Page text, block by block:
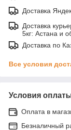
Доставка
Доставка
5кг: Астана и
Доставка по
Все условия
Условия
Оплата в
Безналичный